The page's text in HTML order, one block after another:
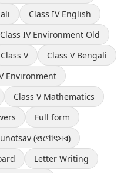
Class IV English
Class IV Environment Old
Class V
Class V Bengali
Environment
Class V Mathematics
Full form
(গুণোৎসব)
Letter Writing